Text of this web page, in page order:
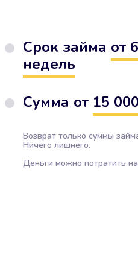
Срок займа от
недель
Сумма от 15
Возврат только суммы
Ничего лишнего.
Деньги можно потратить